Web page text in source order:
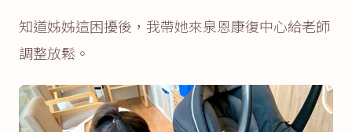
知道姊姊這困擾後，我帶她來泉恩康復中心給老師
調整放鬆。